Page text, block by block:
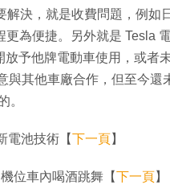
決，就是收費問題，例如
為便捷。另外就是 Tesla
予他牌電動車使用，或者
與其他車廠合作，但至今還
。
電池技術【下一頁】
位車內喝酒跳舞【下一頁】